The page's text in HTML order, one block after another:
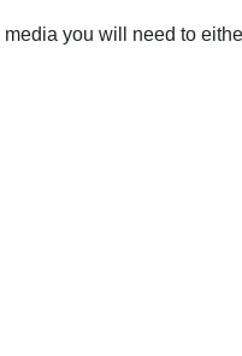
media you will need to